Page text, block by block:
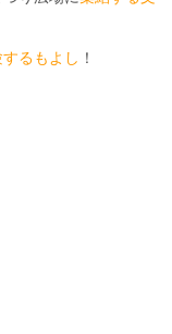
るもよし ！